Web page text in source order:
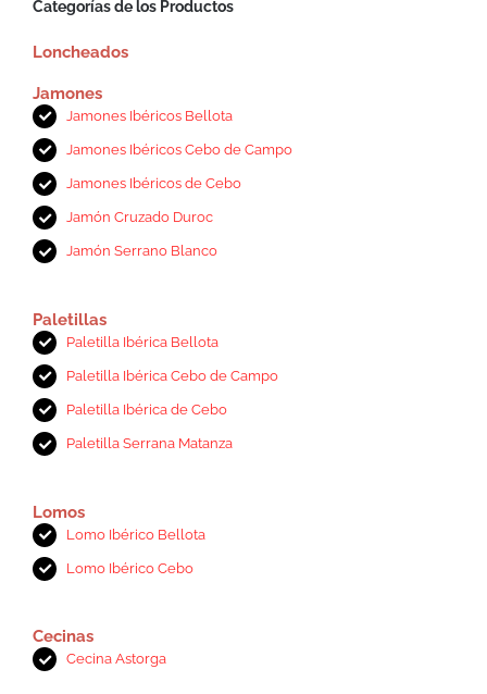
Categorías de los Productos
Loncheados
Jamones
Jamones Ibéricos Bellota
Jamones Ibéricos Cebo de Campo
Jamones Ibéricos de Cebo
Jamón Cruzado Duroc
Jamón Serrano Blanco
Paletillas
Paletilla Ibérica Bellota
Paletilla Ibérica Cebo de Campo
Paletilla Ibérica de Cebo
Paletilla Serrana Matanza
Lomos
Lomo Ibérico Bellota
Lomo Ibérico Cebo
Cecinas
Cecina Astorga